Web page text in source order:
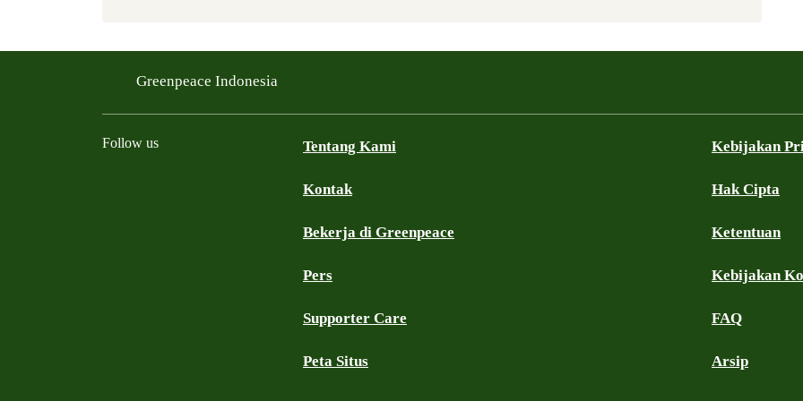
Greenpeace Indonesia
Follow us Tentang Kami
Kontak
Bekerja di Greenpeace
Pers
Supporter Care
Peta Situs
Kebijakan
Hak Cipta
Ketentuan
Kebijakan
FAQ
Arsip